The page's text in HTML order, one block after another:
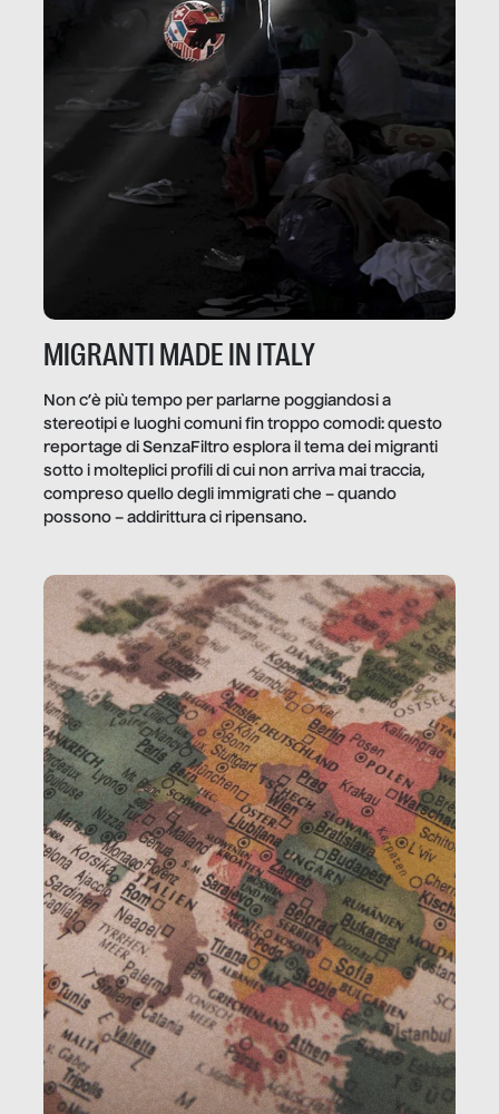
MIGRANTI MADE IN ITALY
Non c’è più tempo per parlarne poggiandosi a
stereotipi e luoghi comuni fin troppo comodi: questo
reportage di SenzaFiltro esplora il tema dei migranti
sotto i molteplici profili di cui non arriva mai traccia,
compreso quello degli immigrati che – quando
possono – addirittura ci ripensano.